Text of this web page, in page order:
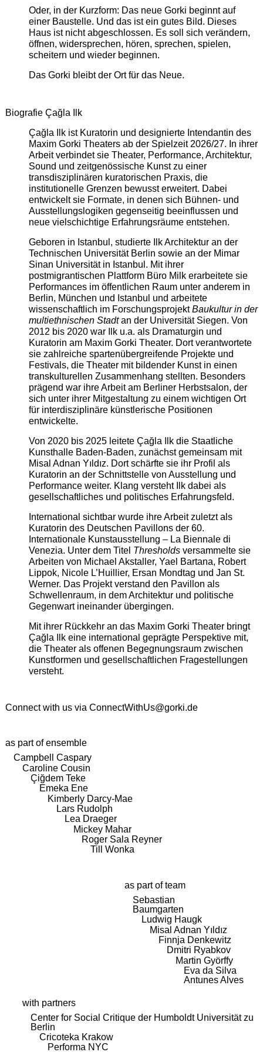
Oder, in der Kurzform: Das neue Gorki beginnt auf
einer Baustelle. Und das ist ein gutes Bild. Dieses
Haus ist nicht abgeschlossen. Es soll sich verändern,
öffnen, widersprechen, hören, sprechen, spielen,
scheitern und wieder beginnen.
Das Gorki bleibt der Ort für das Neue.
Biografie Çağla Ilk
Çağla Ilk ist Kuratorin und designierte Intendantin des
Maxim Gorki Theaters ab der Spielzeit 2026/27. In ihrer
Arbeit verbindet sie Theater, Performance, Architektur,
Sound und zeitgenössische Kunst zu einer
transdisziplinären kuratorischen Praxis, die
institutionelle Grenzen bewusst erweitert. Dabei
entwickelt sie Formate, in denen sich Bühnen- und
Ausstellungslogiken gegenseitig beeinflussen und
neue vielschichtige Erfahrungsräume entstehen.
Geboren in Istanbul, studierte Ilk Architektur an der
Technischen Universität Berlin sowie an der Mimar
Sinan Universität in Istanbul. Mit ihrer
postmigrantischen Plattform Büro Milk erarbeitete sie
Performances im öffentlichen Raum unter anderem in
Berlin, München und Istanbul und arbeitete
wissenschaftlich im ForschungsprojektBaukultur in der
multiethnischen Stadtan der Universität Siegen. Von
2012 bis 2020 war Ilk u.a. als Dramaturgin und
Kuratorin am Maxim Gorki Theater. Dort verantwortete
sie zahlreiche spartenübergreifende Projekte und
Festivals, die Theater mit bildender Kunst in einen
transkulturellen Zusammenhang stellten. Besonders
prägend war ihre Arbeit am Berliner Herbstsalon, der
sich unter ihrer Mitgestaltung zu einem wichtigen Ort
für interdisziplinäre künstlerische Positionen
entwickelte.
Von 2020 bis 2025 leitete Çağla Ilk die Staatliche
Kunsthalle Baden-Baden, zunächst gemeinsam mit
Misal Adnan Yıldız. Dort schärfte sie ihr Profil als
Kuratorin an der Schnittstelle von Ausstellung und
Performance weiter. Klang versteht Ilk dabei als
gesellschaftliches und politisches Erfahrungsfeld.
International sichtbar wurde ihre Arbeit zuletzt als
Kuratorin des Deutschen Pavillons der 60.
Internationale Kunstausstellung – La Biennale di
Venezia. Unter dem Titel Thresholdsversammelte sie
Arbeiten von Michael Akstaller, Yael Bartana, Robert
Lippok, Nicole L’Huillier, Ersan Mondtag und Jan St.
Werner. Das Projekt verstand den Pavillon als
Schwellenraum, in dem Architektur und politische
Gegenwart ineinander übergingen.
Mit ihrer Rückkehr an das Maxim Gorki Theater bringt
Çağla Ilk eine international geprägte Perspektive mit,
die Theater als offenen Begegnungsraum zwischen
Kunstformen und gesellschaftlichen Fragestellungen
versteht.
Connect with us via ConnectWithUs@gorki.de
as part of ensemble
Campbell Caspary
Caroline Cousin
Çiğdem Teke
Emeka Ene
Kimberly Darcy-Mae
Lars Rudolph
Lea Draeger
Mickey Mahar
Roger Sala Reyner
Till Wonka
as part of team
Sebastian
Baumgarten
Ludwig Haugk
Misal Adnan Yıldız
Finnja Denkewitz
Dmitri Ryabkov
Martin Györffy
Eva da Silva
Antunes Alves
with partners
Center for Social Critique der Humboldt Universität zu
Berlin
Cricoteka Krakow
Performa NYC